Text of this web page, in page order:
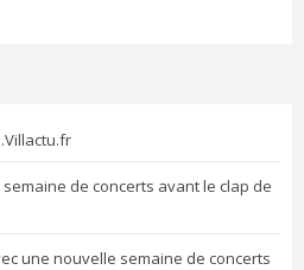
de concerts avant le clap de
une nouvelle semaine de concerts